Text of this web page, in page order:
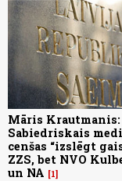
Māris Krautmanis:
Sabiedriskais
cenšas “izslēgt
ZZS, bet NVO
un NA
1